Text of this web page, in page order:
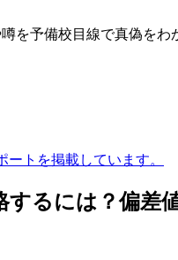
を予備校目線で真偽をわ
トを掲載しています。
するには？偏差